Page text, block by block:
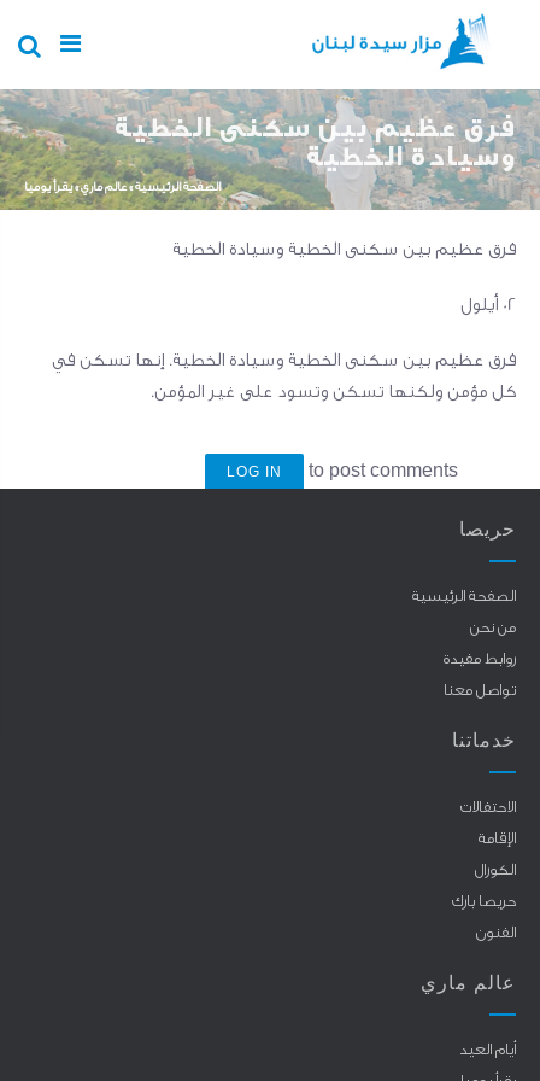
Skip to main content
فرق عظيم بين سكنى الخطية
وسيادة الخطية
You are here الصفحة الرئيسية»عالم ماري»يقرأ يوميا
فرق عظيم بين سكنى الخطية وسيادة الخطية
02 أيلول
فرق عظيم بين سكنى الخطية وسيادة الخطية. إنها تسكن في
كل مؤمن ولكنها تسكن وتسود على غير المؤمن.
LOG IN to post comments
حريصا
الصفحة الرئيسية
من نحن
روابط مفيدة
تواصل معنا
خدماتنا
الاحتفالات
الإقامة
الكورال
حريصا بارك
الفنون
عالم ماري
أيام العيد